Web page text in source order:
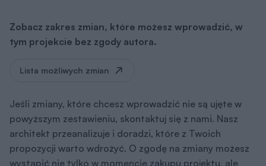
Zobacz zakres zmian, które możesz wprowadzić, w
tym projekcie bez zgody autora.
Lista możliwych zmian
Jeśli zmiany, które chcesz wprowadzić nie są ujęte w
powyższym zestawieniu, skontaktuj się z nami. Nasz
architekt przeanalizuje i doradzi, które z Twoich
propozycji warto wdrożyć. O zgodę na zmiany możesz
wystąpić nie tylko w momencie zakupu projektu, ale